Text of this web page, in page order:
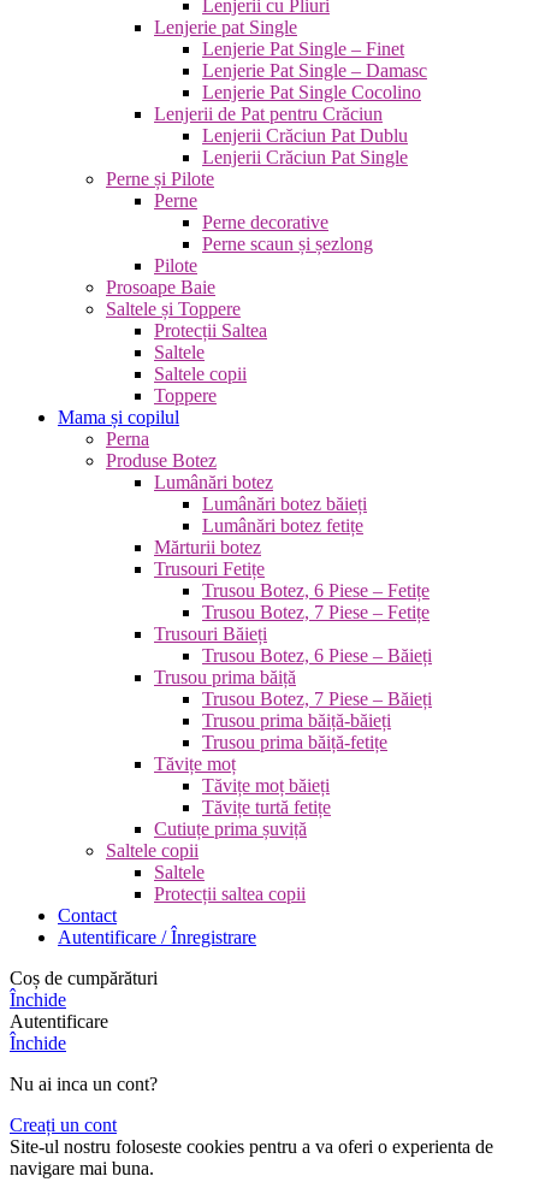
Lenjerii cu Pliuri
Lenjerie pat Single
Lenjerie Pat Single – Finet
Lenjerie Pat Single – Damasc
Lenjerie Pat Single Cocolino
Lenjerii de Pat pentru Crăciun
Lenjerii Crăciun Pat Dublu
Lenjerii Crăciun Pat Single
Perne și Pilote
Perne
Perne decorative
Perne scaun și șezlong
Pilote
Prosoape Baie
Saltele și Toppere
Protecții Saltea
Saltele
Saltele copii
Toppere
Mama și copilul
Perna
Produse Botez
Lumânări botez
Lumânări botez băieți
Lumânări botez fetițe
Mărturii botez
Trusouri Fetițe
Trusou Botez, 6 Piese – Fetițe
Trusou Botez, 7 Piese – Fetițe
Trusouri Băieți
Trusou Botez, 6 Piese – Băieți
Trusou prima băiță
Trusou Botez, 7 Piese – Băieți
Trusou prima băiță-băieți
Trusou prima băiță-fetițe
Tăvițe moț
Tăvițe moț băieți
Tăvițe turtă fetițe
Cutiuțe prima șuviță
Saltele copii
Saltele
Protecții saltea copii
Contact
Autentificare / Înregistrare
Coș de cumpărături
Închide
Autentificare
Închide
Nu ai inca un cont?
Creați un cont
Site-ul nostru foloseste cookies pentru a va oferi o experienta de
navigare mai buna.